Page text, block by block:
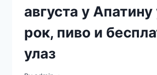
августа у Апатину
рок, пиво и
улаз